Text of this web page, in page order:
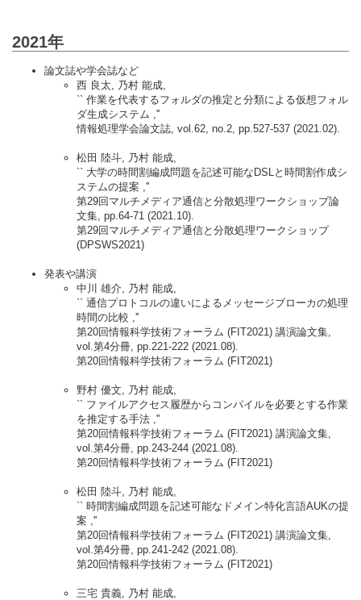
2021年
論文誌や学会誌など
西 良太, 乃村 能成,
`` 作業を代表するフォルダの推定と分類による仮想フォル
ダ生成システム ,''
情報処理学会論文誌, vol.62, no.2, pp.527-537 (2021.02).
松田 陸斗, 乃村 能成,
`` 大学の時間割編成問題を記述可能なDSLと時間割作成シ
ステムの提案 ,''
第29回マルチメディア通信と分散処理ワークショップ論
文集, pp.64-71 (2021.10).
第29回マルチメディア通信と分散処理ワークショップ
(DPSWS2021)
発表や講演
中川 雄介, 乃村 能成,
`` 通信プロトコルの違いによるメッセージブローカの処理
時間の比較 ,''
第20回情報科学技術フォーラム (FIT2021) 講演論文集,
vol.第4分冊, pp.221-222 (2021.08).
第20回情報科学技術フォーラム (FIT2021)
野村 優文, 乃村 能成,
`` ファイルアクセス履歴からコンパイルを必要とする作業
を推定する手法 ,''
第20回情報科学技術フォーラム (FIT2021) 講演論文集,
vol.第4分冊, pp.243-244 (2021.08).
第20回情報科学技術フォーラム (FIT2021)
松田 陸斗, 乃村 能成,
`` 時間割編成問題を記述可能なドメイン特化言語AUKの提
案 ,''
第20回情報科学技術フォーラム (FIT2021) 講演論文集,
vol.第4分冊, pp.241-242 (2021.08).
第20回情報科学技術フォーラム (FIT2021)
三宅 貴義, 乃村 能成,